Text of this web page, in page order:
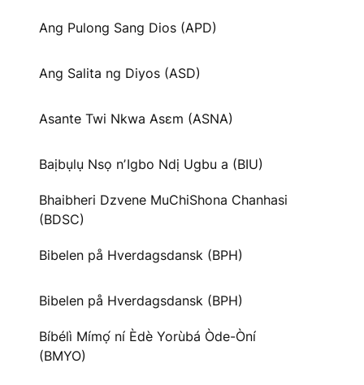
Ang Pulong Sang Dios (APD)
Ang Salita ng Diyos (ASD)
Asante Twi Nkwa Asɛm (ASNA)
Baịbụlụ Nsọ nʼIgbo Ndị Ugbu a (BIU)
Bhaibheri Dzvene MuChiShona Chanhasi
(BDSC)
Bibelen på Hverdagsdansk (BPH)
Bibelen på Hverdagsdansk (BPH)
Bíbélì Mímọ́ ní Èdè Yorùbá Òde-Òní
(BMYO)